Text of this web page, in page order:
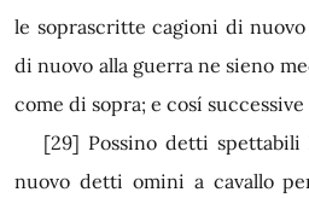
le soprascritte cagioni di nuovo
di nuovo alla guerra ne sieno
come di sopra; e cosí successive
[29] Possino detti
nuovo detti omini a cavallo